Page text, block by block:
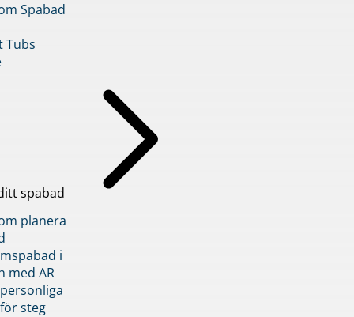
Spabad
Tubs
spabad
planera
i
med AR
steg